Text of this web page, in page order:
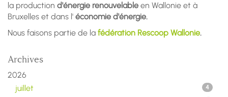
la production d'énergie renouvelable en Wallonie et à
Bruxelles et dans l' économie d'énergie.
Nous faisons partie de la fédération Rescoop Wallonie.
Archives
2026
juillet
4